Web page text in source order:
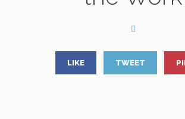
LIKE TWEET